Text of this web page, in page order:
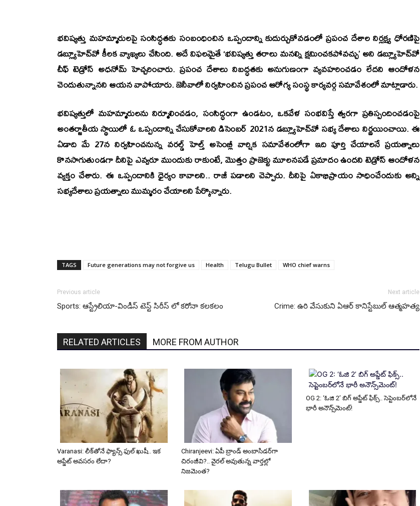
భవిష్యత్తు మహమ్మారులపై సంసిద్ధతకు సంబంధించిన ఒప్పందాన్ని కుదుర్చుకోవడంలో ప్రపంచ దేశాల నిర్లక్ష్య ధోరణిపై
డబ్ల్యూహెచ్‌వో కీలక వ్యాఖ్యలు చేసింది. అదే విఫలమైతే ‘భవిష్యత్తు తరాలు మనల్ని క్షమించకపోవచ్చు’ అని డబ్ల్యూహెచ్‌వో
చీఫ్‌ టెడ్రోస్‌ అధనోమ్‌ హెచ్చరించారు. ప్రపంచ దేశాలు నిబద్ధతకు అనుగుణంగా వ్యవహరించడం లేదని ఆందోళన
చెందుతున్నానని ఆయన వాపోయారు. జెనీవాలో నిర్వహించిన ప్రపంచ ఆరోగ్య సంస్థ కార్యవర్గ సమావేశంలో మాట్లాడారు.
భవిష్యత్తులో మహమ్మారులను నిర్మూలించడం, సంసిద్ధంగా ఉండటం, ఒకవేళ సంభవిస్తే త్వరగా ప్రతిస్పందించడంపై
అంతర్జాతీయ స్థాయిలో ఓ ఒప్పందాన్ని చేసుకోవాలని డిసెంబర్‌ 2021న డబ్ల్యూహెచ్‌వో సభ్య దేశాలు నిర్ణయించాయి. ఈ
ఏడాది మే 27న నిర్వహించనున్న వరల్డ్‌ హెల్త్‌ అసెంబ్లీ వార్షిక సమావేశంలోగా ఇది పూర్తి చేయాలనే ప్రయత్నాలు
కొనసాగుతుండగా దీనిపై ఎవ్వరూ ముందుకు రాకుంటే, మొత్తం ప్రాజెక్టు మూలనపడే ప్రమాదం ఉందని టెడ్రోస్‌ ఆందోళన
వ్యక్తం చేశారు. ఈ ఒప్పందానికి ధైర్యం కావాలని.. రాజీ పడాలని చెప్పారు. దీనిపై ఏకాభిప్రాయం సాధించేందుకు అన్ని
సభ్యదేశాలు ప్రయత్నాలు ముమ్మరం చేయాలని పేర్కొన్నారు.
TAGS Future generations may not forgive us Health Telugu Bullet WHO chief warns
Previous article
Sports: ఆస్ట్రేలియా-విండీస్ టెస్ట్ సిరీస్ లో కరోనా కలకలం
Next article
Crime: ఉరి వేసుకుని ఏఆర్ కానిస్టేబుల్ ఆత్మహత్య
RELATED ARTICLES MORE FROM AUTHOR
Varanasi: లీక్‌తోనే ఫ్యాన్స్ ఫుల్ ఖుషీ.. ఇక
అప్డేట్ అవసరం లేదా?
Chiranjeevi: ఏపీ బ్రాండ్ అంబాసిడర్‌గా
చిరంజీవి?.. వైరల్ అవుతున్న వార్తల్లో
నిజమెంత?
OG 2: ‘ఓజి 2’ బిగ్ అప్డేట్ ఫిక్స్.. సెప్టెంబర్‌లోనే
భారీ అనౌన్స్‌మెంట్!